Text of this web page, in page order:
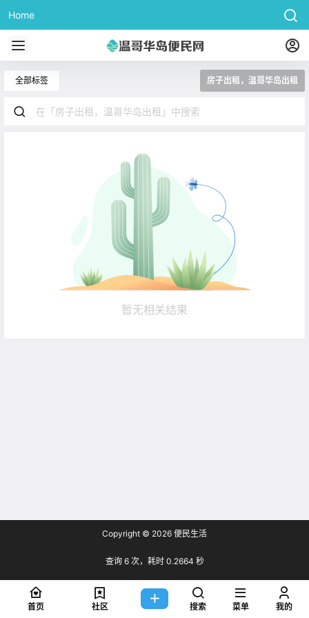
Home
全部标签 房子出租，温哥华岛出租
暂无相关结果
Copyright © 2026 便民生活
查询 6 次，耗时 0.2664 秒
首页 社区 搜索 菜单 我的